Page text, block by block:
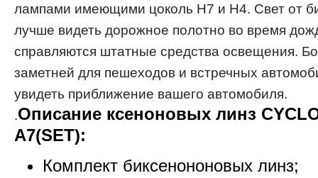
лампами имеющими цоколь H7 и H4. Свет от
лучше видеть дорожное полотно во время
справляются штатные средства освещения.
заметней для пешеходов и встречных
увидеть приближение вашего автомобиля.
.Описание ксеноновых линз
A7(SET):
Комплект биксенононовых линз;